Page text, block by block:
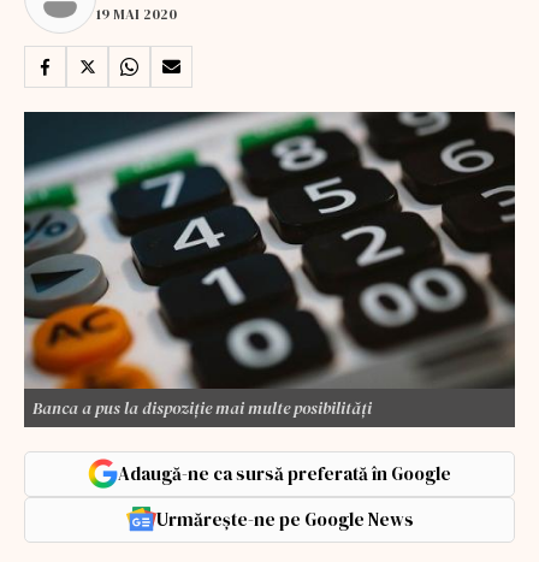
19 MAI 2020
Banca a pus la dispoziție mai multe posibilități
Adaugă-ne ca sursă preferată în Google
Urmărește-ne pe Google News